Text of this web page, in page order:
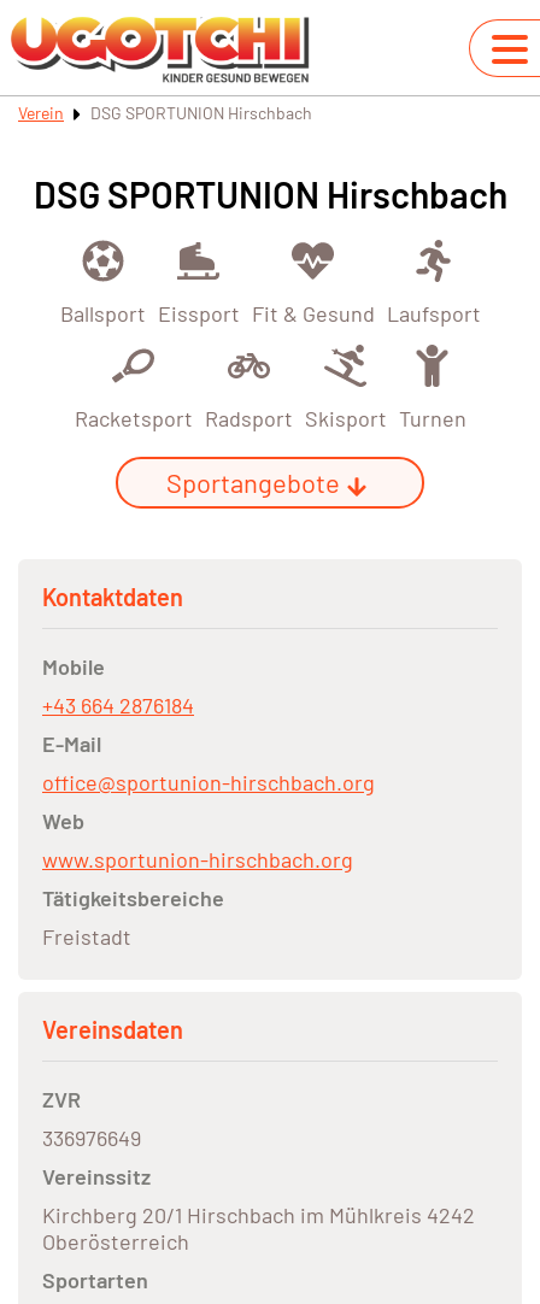
Verein DSG SPORTUNION Hirschbach
DSG SPORTUNION Hirschbach
Ballsport Eissport Fit & Gesund Laufsport
Racketsport Radsport Skisport Turnen
Sportangebote
Kontaktdaten
Mobile
+43 664 2876184
E-Mail
office@sportunion-hirschbach.org
Web
www.sportunion-hirschbach.org
Tätigkeitsbereiche
Freistadt
Vereinsdaten
ZVR
336976649
Vereinssitz
Kirchberg 20/1 Hirschbach im Mühlkreis 4242
Oberösterreich
Sportarten